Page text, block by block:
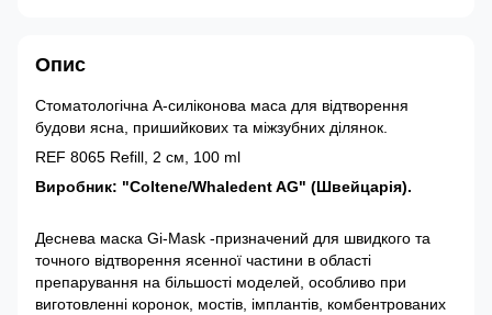
Опис
Стоматологічна А-силіконова маса для відтворення
будови ясна, пришийкових та міжзубних ділянок.
REF 8065 Refill, 2 см, 100 ml
Виробник: "Coltene/Whaledent AG" (Швейцарія).
Деснева маска Gi-Mask -призначений для швидкого та
точного відтворення ясенної частини в області
препарування на більшості моделей, особливо при
виготовленні коронок, мостів, імплантів, комбентрованих